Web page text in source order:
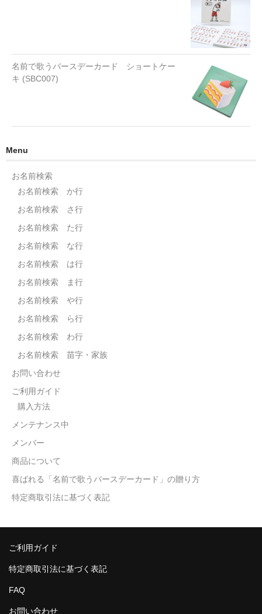
名前で歌うバースデーカード ショートケー
キ (SBC007)
Menu
お名前検索
お名前検索 か行
お名前検索 さ行
お名前検索 た行
お名前検索 な行
お名前検索 は行
お名前検索 ま行
お名前検索 や行
お名前検索 ら行
お名前検索 わ行
お名前検索 苗字・家族
お問い合わせ
ご利用ガイド
購入方法
メンテナンス中
メンバー
商品について
喜ばれる「名前で歌うバースデーカード」の贈り方
特定商取引法に基づく表記
ご利用ガイド
特定商取引法に基づく表記
FAQ
お問い合わせ